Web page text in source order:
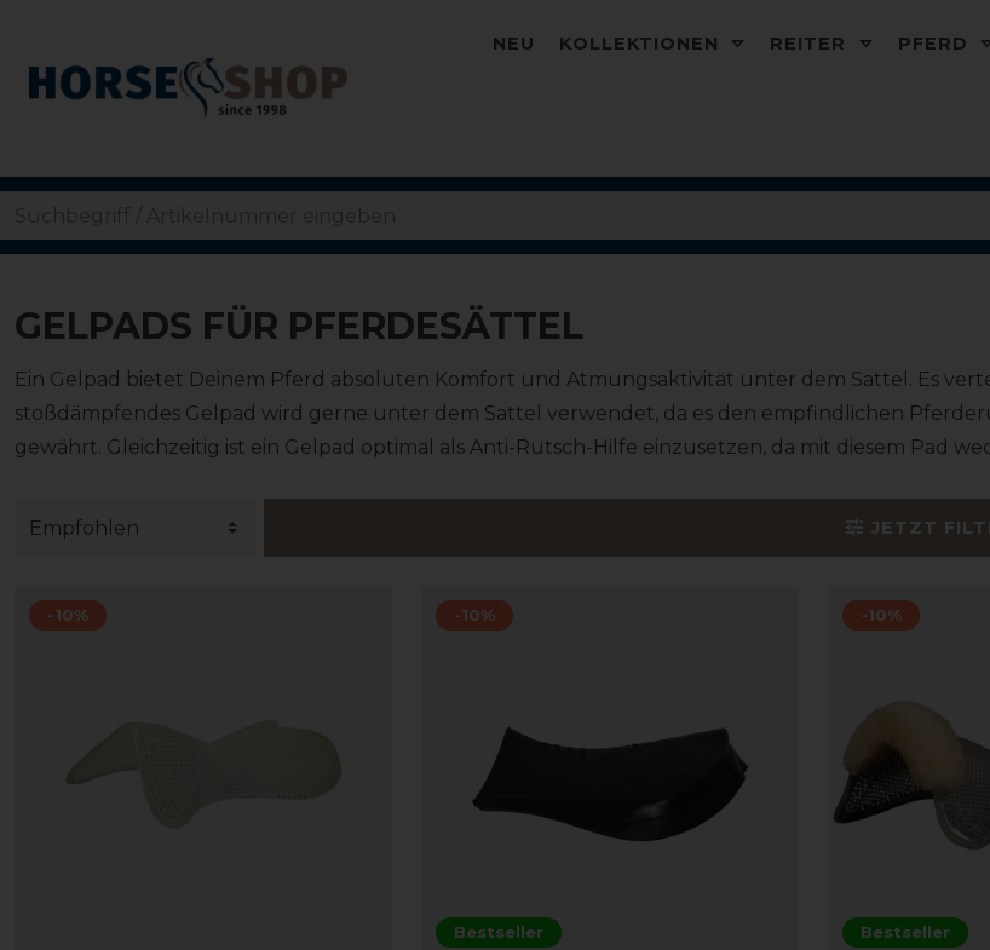
NEU KOLLEKTIONEN REITER PFERD
GELPADS FÜR PFERDESÄTTEL
Ein Gelpad bietet Deinem Pferd absoluten Komfort und Atmungsaktivität unter dem Sattel. Es
stoßdämpfendes Gelpad wird gerne unter dem Sattel verwendet, da es den empfindlichen
gewährt. Gleichzeitig ist ein Gelpad optimal als Anti-Rutsch-Hilfe einzusetzen, da mit diesem Pad
JETZT
-10%
Bestseller
-10%
Bestseller
-10%